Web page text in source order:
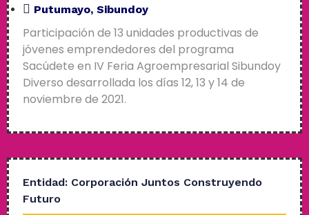
Putumayo, Sibundoy
Participación de 13 unidades productivas de
jóvenes emprendedores del programa
Sacúdete en IV Feria Agroempresarial Sibundoy
Diverso desarrollada los días 12, 13 y 14 de
noviembre de 2021.
Entidad: Corporación Juntos Construyendo
Futuro